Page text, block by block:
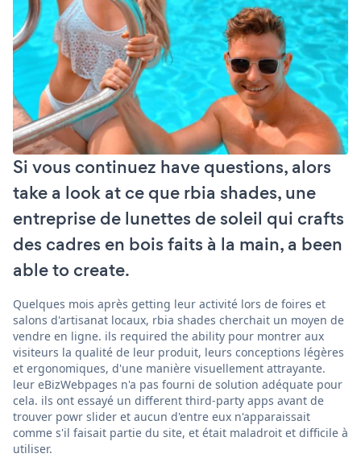
Si vous continuez have questions, alors
take a look at ce que rbia shades, une
entreprise de lunettes de soleil qui crafts
des cadres en bois faits à la main, a been
able to create.
Quelques mois après getting leur activité lors de foires et
salons d'artisanat locaux, rbia shades cherchait un moyen de
vendre en ligne. ils required the ability pour montrer aux
visiteurs la qualité de leur produit, leurs conceptions légères
et ergonomiques, d'une manière visuellement attrayante.
leur eBizWebpages n'a pas fourni de solution adéquate pour
cela. ils ont essayé un different third-party apps avant de
trouver powr slider et aucun d'entre eux n'apparaissait
comme s'il faisait partie du site, et était maladroit et difficile à
utiliser.